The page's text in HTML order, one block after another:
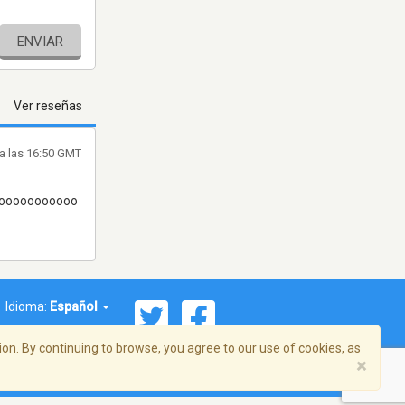
ENVIAR
Ver reseñas
las 16:50 GMT
Idioma: Español
By continuing to browse, you agree to our use of cookies, as
×